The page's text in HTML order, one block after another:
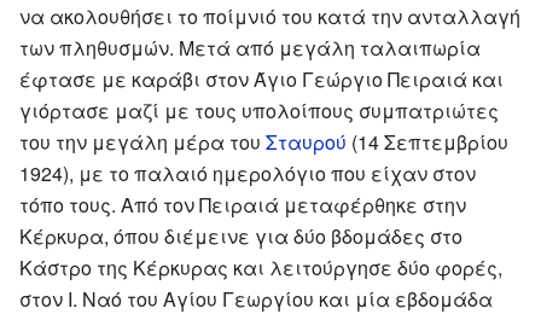
να ακολουθήσει το ποίμνιό του κατά την ανταλλαγή
των πληθυσμών. Μετά από μεγάλη ταλαιπωρία
έφτασε με καράβι στον Άγιο Γεώργιο Πειραιά και
γιόρτασε μαζί με τους υπολοίπους συμπατριώτες
του την μεγάλη μέρα του Σταυρού (14 Σεπτεμβρίου
1924), με το παλαιό ημερολόγιο που είχαν στον
τόπο τους. Από τον Πειραιά μεταφέρθηκε στην
Κέρκυρα, όπου διέμεινε για δύο βδομάδες στο
Κάστρο της Κέρκυρας και λειτούργησε δύο φορές,
στον Ι. Ναό του Αγίου Γεωργίου και μία εβδομάδα